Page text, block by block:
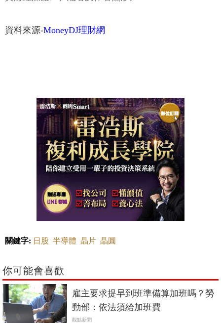
資料來源-MoneyDJ理財網
關鍵字: 日股 半導體 晶片 晶圓
你可能會喜歡
雇主要求提早到班準備算加班嗎？勞
動部：依法須給加班費
觀點新聞